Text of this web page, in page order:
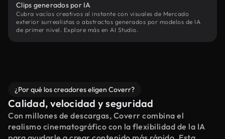
Clips generados por IA
Cubra vacíos creativos al instante con visuales de Mercado
exterior surrealistas o abstractos generados por modelos de IA
de primer nivel. Explore más en AI Studio.
¿Por qué los creadores eligen Coverr?
Calidad, velocidad y seguridad
Con millones de descargas, Coverr combina el
realismo cinematográfico con la flexibilidad de la IA